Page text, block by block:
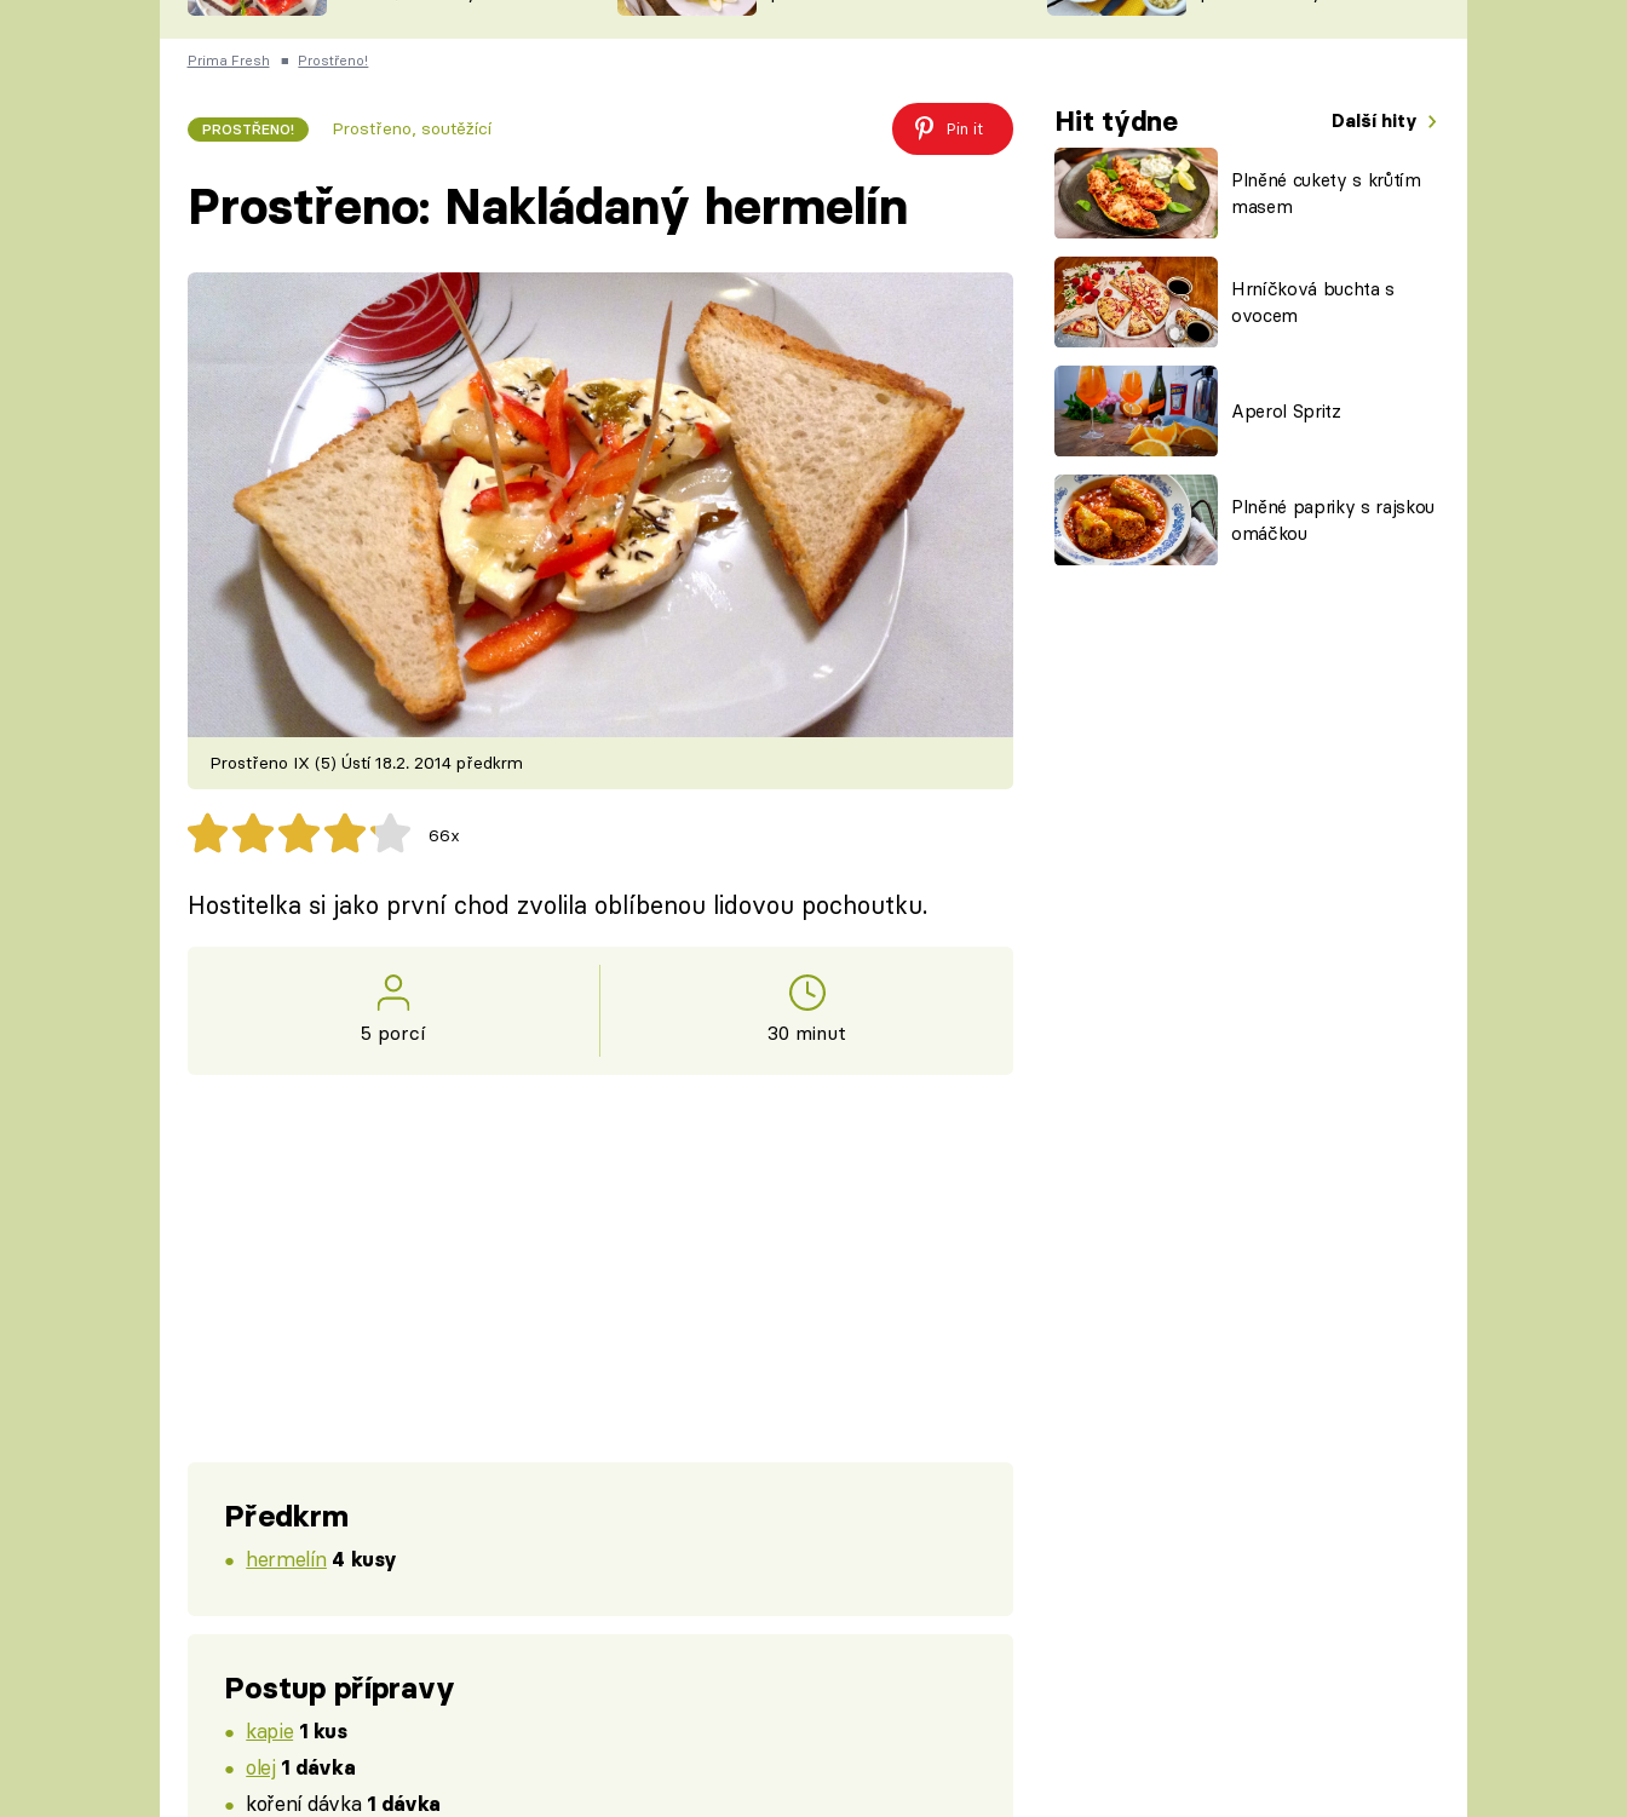
ČESKO NA TALÍŘI
KUCHAŘKA
VYCHYTÁVKY
ŠÉFREDAKTORKY
ČASOPIS
Prima Fresh ■ Prostřeno!
PROSTŘENO! Prostřeno, soutěžící Pin it Hit týdne Další hity
Plněné cukety s krůtím
masem
Hrníčková buchta s
ovocem
Aperol Spritz
Plněné papriky s rajskou
omáčkou
Prostřeno: Nakládaný hermelín
Prostřeno IX (5) Ústí 18.2. 2014 předkrm
66x
Hostitelka si jako první chod zvolila oblíbenou lidovou pochoutku.
5 porcí 30 minut
Předkrm
hermelín 4 kusy
Postup přípravy
kapie 1 kus
olej 1 dávka
koření dávka 1 dávka